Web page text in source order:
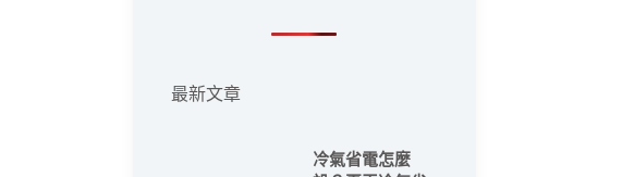
最新文章
冷氣省電怎麼